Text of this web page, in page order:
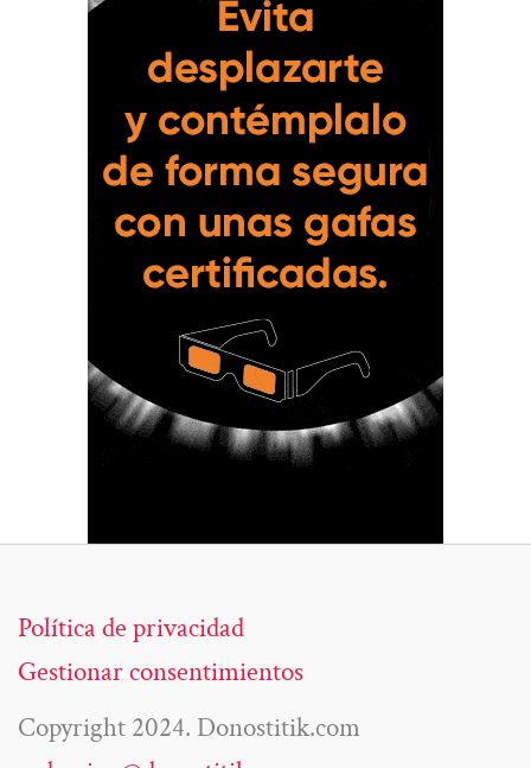
Política de privacidad
Gestionar consentimientos
Copyright 2024. Donostitik.com